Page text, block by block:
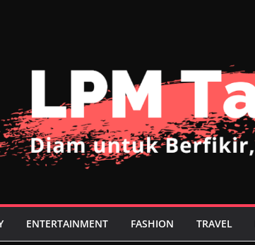
ENTERTAINMENT FASHION TRAVEL